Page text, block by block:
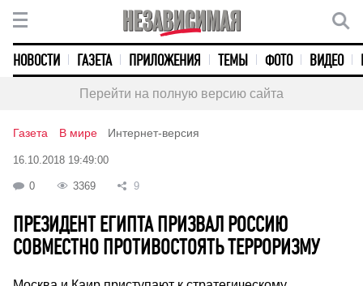
НОВОСТИ ГАЗЕТА ПРИЛОЖЕНИЯ ТЕМЫ ФОТО ВИДЕО
Перейти на полную версию сайта
Газета В мире Интернет-версия
16.10.2018 19:49:00
0 3369 9
ПРЕЗИДЕНТ ЕГИПТА ПРИЗВАЛ РОССИЮ
СОВМЕСТНО ПРОТИВОСТОЯТЬ ТЕРРОРИЗМУ